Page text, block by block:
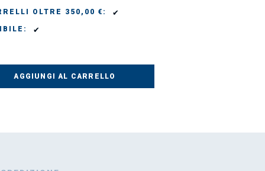
OLTRE 350,00 €: ✔
✔
AGGIUNGI AL CARRELLO